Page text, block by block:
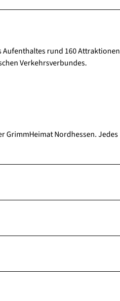
Aufenthaltes rund 160 Attraktionen
Verkehrsverbundes.
GrimmHeimat Nordhessen. Jedes